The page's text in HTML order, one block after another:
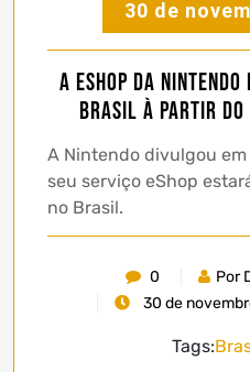
30 de
A eShop da
Brasil à partir do
A Nintendo divulgou
seu serviço eShop
no Brasil.
0
Por
30 de
Tags: